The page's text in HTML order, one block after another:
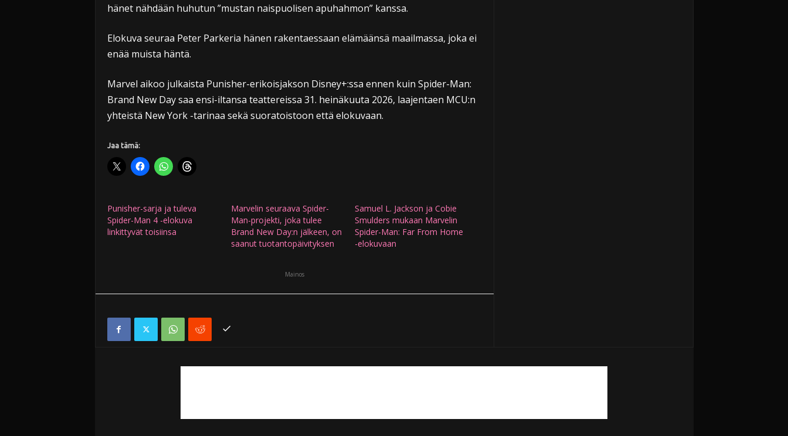
hänet nähdään huhutun ”mustan naispuolisen apuhahmon” kanssa.
Elokuva seuraa Peter Parkeria hänen rakentaessaan elämäänsä maailmassa, joka ei
enää muista häntä.
Marvel aikoo julkaista Punisher-erikoisjakson Disney+:ssa ennen kuin Spider-Man:
Brand New Day saa ensi-iltansa teattereissa 31. heinäkuuta 2026, laajentaen MCU:n
yhteistä New York -tarinaa sekä suoratoistoon että elokuvaan.
Jaa tämä:
Punisher-sarja ja tuleva
Spider-Man 4 -elokuva
linkittyvät toisiinsa
Marvelin seuraava Spider-
Man-projekti, joka tulee
Brand New Day:n jälkeen, on
saanut tuotantopäivityksen
Samuel L. Jackson ja Cobie
Smulders mukaan Marvelin
Spider-Man: Far From Home
-elokuvaan
Mainos